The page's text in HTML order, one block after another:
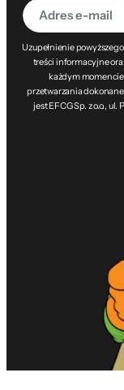
Uzupełnienie
treści informacyjne
każdym
przetwarzania
jest EFCG Sp. z o.o.,